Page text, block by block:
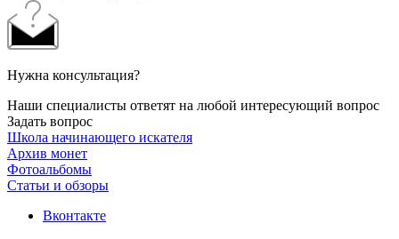
Нужна консультация?
Наши специалисты ответят на любой интересующий вопрос
Задать вопрос
Школа начинающего искателя
Архив монет
Фотоальбомы
Статьи и обзоры
Вконтакте